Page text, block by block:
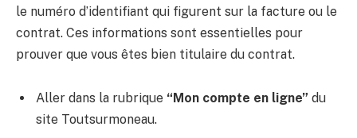
le numéro d’identifiant qui figurent sur la facture ou le
contrat. Ces informations sont essentielles pour
prouver que vous êtes bien titulaire du contrat.
Aller dans la rubrique “Mon compte en ligne” du
site Toutsurmoneau.